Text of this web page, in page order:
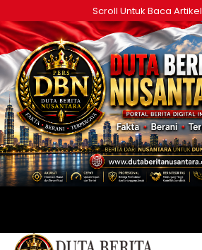
ke
konten
Scroll Untuk Baca Artikel